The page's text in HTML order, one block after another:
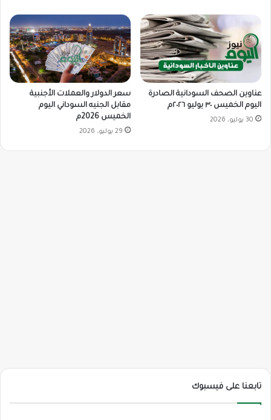
عناوين الصحف السودانية الصادرة
اليوم الخميس ٣٠ يوليو ٢٠٢٦م
30 يوليو، 2026
سعر الدولار والعملات الأجنبية
مقابل الجنيه السوداني اليوم
الخميس 2026م
29 يوليو، 2026
تابعنا على فيسبوك